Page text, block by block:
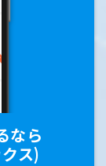
なら
ス)